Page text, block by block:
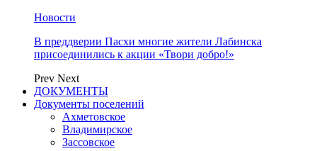
Новости
В преддверии Пасхи многие жители Лабинска
присоединились к акции «Твори добро!»
Prev Next
ДОКУМЕНТЫ
Документы поселений
Ахметовское
Владимирское
Зассовское